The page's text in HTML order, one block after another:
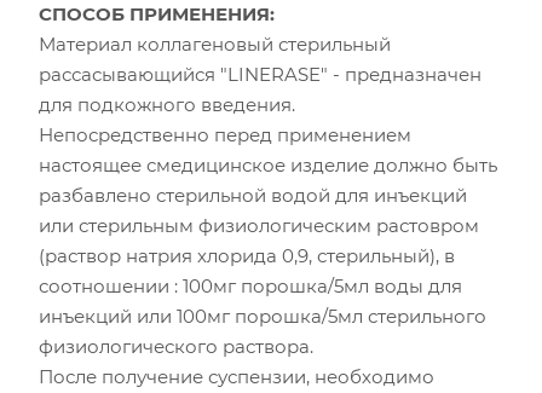
СПОСОБ ПРИМЕНЕНИЯ:
Материал коллагеновый стерильный
рассасывающийся "LINERASE" - предназначен
для подкожного введения.
Непосредственно перед применением
настоящее смедицинское изделие должно быть
разбавлено стерильной водой для инъекций
или стерильным физиологическим растовром
(раствор натрия хлорида 0,9, стерильный), в
соотношении : 100мг порошка/5мл воды для
инъекций или 100мг порошка/5мл стерильного
физиологического раствора.
После получение суспензии, необходимо